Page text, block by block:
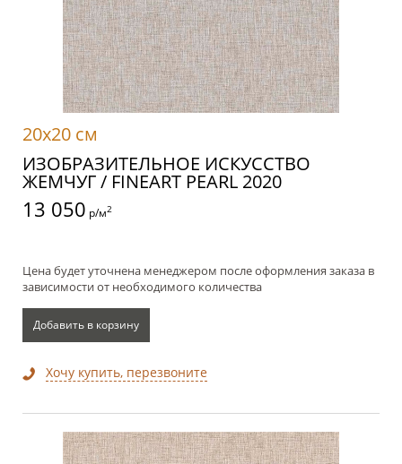
20x20 см
ИЗОБРАЗИТЕЛЬНОЕ ИСКУССТВО
ЖЕМЧУГ / FINEART PEARL 2020
13 050 р/м2
Цена будет уточнена менеджером после оформления заказа в
зависимости от необходимого количества
Добавить в корзину
Хочу купить, перезвоните